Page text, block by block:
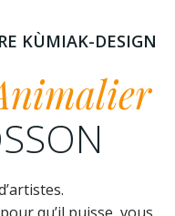
KÙMIAK-DESIGN